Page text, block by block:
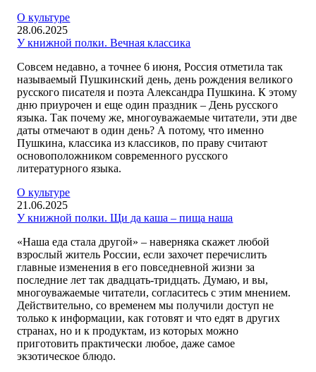
О культуре
28.06.2025
У книжной полки. Вечная классика
Совсем недавно, а точнее 6 июня, Россия отметила так
называемый Пушкинский день, день рождения великого
русского писателя и поэта Александра Пушкина. К этому
дню приурочен и еще один праздник – День русского
языка. Так почему же, многоуважаемые читатели, эти две
даты отмечают в один день? А потому, что именно
Пушкина, классика из классиков, по праву считают
основоположником современного русского
литературного языка.
О культуре
21.06.2025
У книжной полки. Щи да каша – пища наша
«Наша еда стала другой» – наверняка скажет любой
взрослый житель России, если захочет перечислить
главные изменения в его повседневной жизни за
последние лет так двадцать-тридцать. Думаю, и вы,
многоуважаемые читатели, согласитесь с этим мнением.
Действительно, со временем мы получили доступ не
только к информации, как готовят и что едят в других
странах, но и к продуктам, из которых можно
приготовить практически любое, даже самое
экзотическое блюдо.